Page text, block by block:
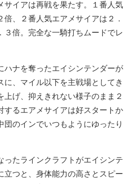
サイアは再戦を果たす。１番人気
倍、２番人気エアメサイアは２．
３倍。完全な一騎打ちムードでレ
ハナを奪ったエイシンテンダーが
に、マイル以下を主戦場としてき
上げ、抑えきれない様子のまま２
するエアメサイアは好スタートか
団のインでいつもようにゆったり
ったラインクラフトがエイシンテ
立つと、身体能力の高さとスピー